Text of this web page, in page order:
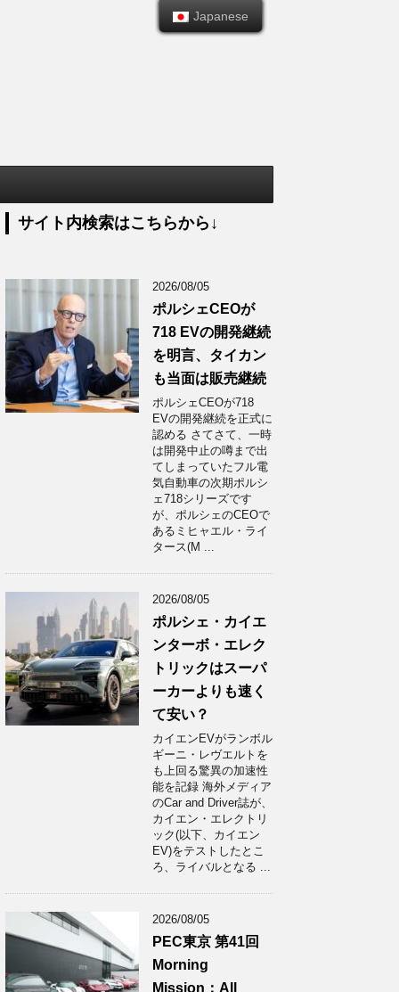
サイト内検索はこちらから↓
2026/08/05
ポルシェCEOが
718 EVの開発継続
を明言、タイカン
も当面は販売継続
ポルシェCEOが718
EVの開発継続を正式に
認める さてさて、一時
は開発中止の噂まで出
てしまっていたフル電
気自動車の次期ポルシ
ェ718シリーズです
が、ポルシェのCEOで
あるミヒャエル・ライ
タース(M ...
2026/08/05
ポルシェ・カイエ
ンターボ・エレク
トリックはスーパ
ーカーよりも速く
て安い？
カイエンEVがランボル
ギーニ・レヴエルトを
も上回る驚異の加速性
能を記録 海外メディア
のCar and Driver誌が、
カイエン・エレクトリ
ック(以下、カイエン
EV)をテストしたとこ
ろ、ライバルとなる ...
2026/08/05
PEC東京 第41回
Morning
Mission：All
Japanese
Japanese